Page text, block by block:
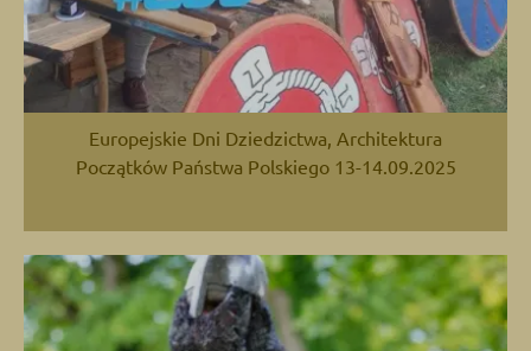
Europejskie Dni Dziedzictwa, Architektura
Początków Państwa Polskiego 13-14.09.2025